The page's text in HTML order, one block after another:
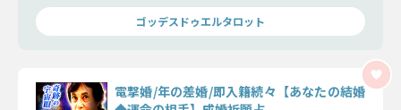
ゴッデスドゥエルタロット
電撃婚/年の差婚/即入籍続々【あなたの結婚